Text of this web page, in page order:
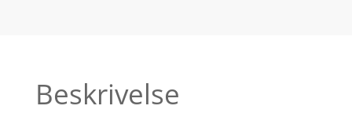
Beskrivelse